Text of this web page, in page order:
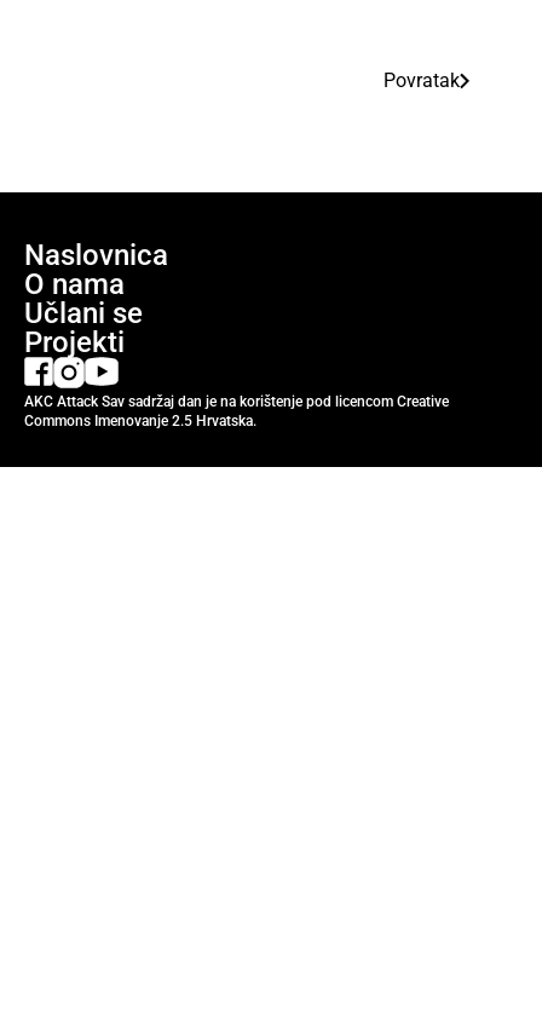
Povratak
Naslovnica
O nama
Učlani se
Projekti
AKC Attack Sav sadržaj dan je na korištenje pod licencom Creative
Commons Imenovanje 2.5 Hrvatska.